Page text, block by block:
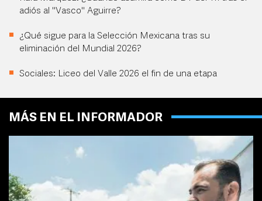
adiós al "Vasco" Aguirre?
¿Qué sigue para la Selección Mexicana tras su
eliminación del Mundial 2026?
Sociales: Liceo del Valle 2026 el fin de una etapa
MÁS EN EL INFORMADOR